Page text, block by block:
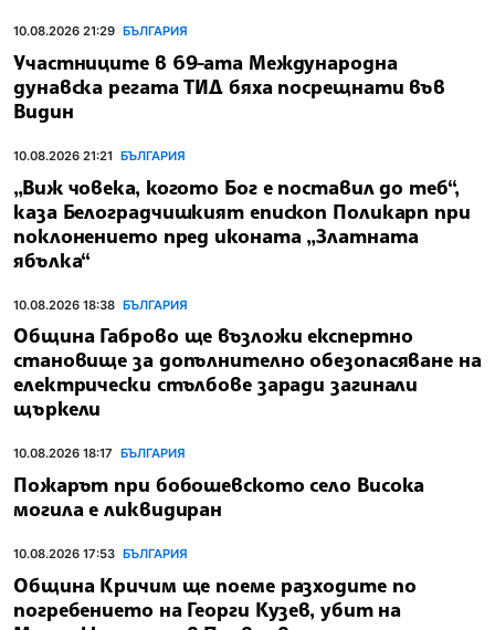
10.08.2026 21:29 БЪЛГАРИЯ
Участниците в 69-ата Международна
дунавска регата ТИД бяха посрещнати във
Видин
10.08.2026 21:21 БЪЛГАРИЯ
„Виж човека, когото Бог е поставил до теб“,
каза Белоградчишкият епископ Поликарп при
поклонението пред иконата „Златната
ябълка“
10.08.2026 18:38 БЪЛГАРИЯ
Община Габрово ще възложи експертно
становище за допълнително обезопасяване на
електрически стълбове заради загинали
щъркели
10.08.2026 18:17 БЪЛГАРИЯ
Пожарът при бобошевското село Висока
могила е ликвидиран
10.08.2026 17:53 БЪЛГАРИЯ
Община Кричим ще поеме разходите по
погребението на Георги Кузев, убит на